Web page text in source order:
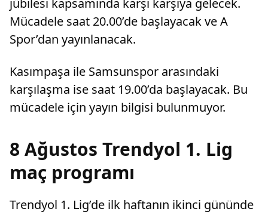
jübilesi kapsamında karşı karşıya gelecek.
Mücadele saat 20.00’de başlayacak ve A
Spor’dan yayınlanacak.
Kasımpaşa ile Samsunspor arasındaki
karşılaşma ise saat 19.00’da başlayacak. Bu
mücadele için yayın bilgisi bulunmuyor.
8 Ağustos Trendyol 1. Lig
maç programı
Trendyol 1. Lig’de ilk haftanın ikinci gününde